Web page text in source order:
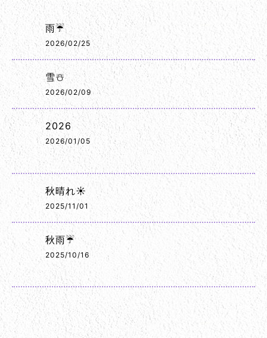
雨☔
2026/02/25
雪☃️
2026/02/09
2026
2026/01/05
秋晴れ☀️
2025/11/01
秋雨☔
2025/10/16